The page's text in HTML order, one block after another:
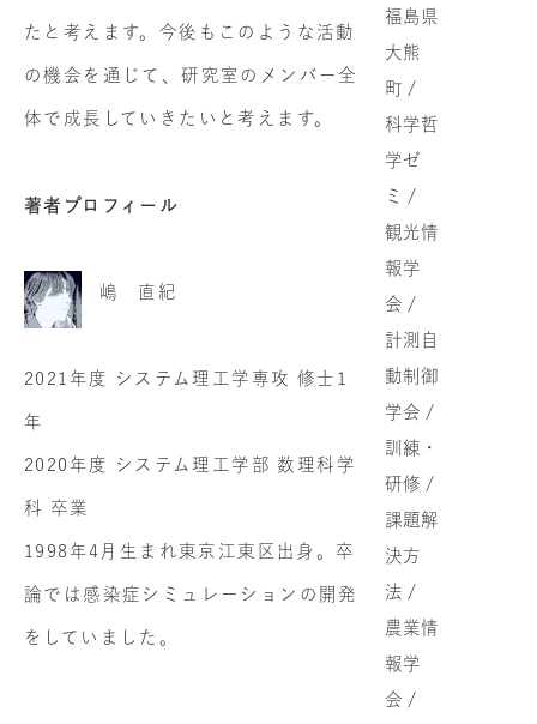
たと考えます。今後もこのような活動
の機会を通じて、研究室のメンバー全
体で成長していきたいと考えます。
著者プロフィール
嶋 直紀
2021年度 システム理工学専攻 修士1
年
2020年度 システム理工学部 数理科学
科 卒業
1998年4月生まれ東京江東区出身。卒
論では感染症シミュレーションの開発
をしていました。
福島県
大熊
町 /
科学哲
学ゼ
ミ /
観光情
報学
会 /
計測自
動制御
学会 /
訓練・
研修 /
課題解
決方
法 /
農業情
報学
会 /